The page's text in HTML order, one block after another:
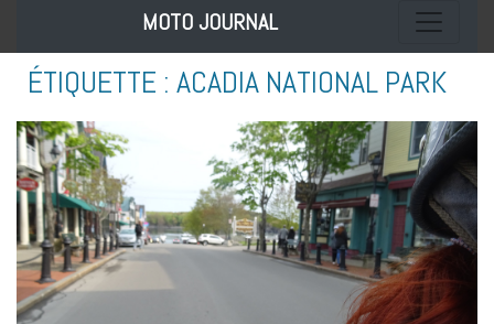
MOTO JOURNAL Toggle
ÉTIQUETTE : ACADIA NATIONAL PARK